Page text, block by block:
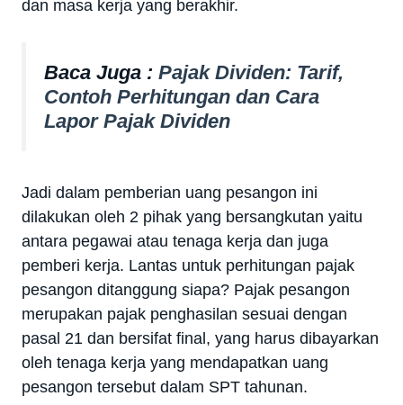
dan masa kerja yang berakhir.
Baca Juga : Pajak Dividen: Tarif,
Contoh Perhitungan dan Cara
Lapor Pajak Dividen
Jadi dalam pemberian uang pesangon ini
dilakukan oleh 2 pihak yang bersangkutan yaitu
antara pegawai atau tenaga kerja dan juga
pemberi kerja. Lantas untuk perhitungan pajak
pesangon ditanggung siapa? Pajak pesangon
merupakan pajak penghasilan sesuai dengan
pasal 21 dan bersifat final, yang harus dibayarkan
oleh tenaga kerja yang mendapatkan uang
pesangon tersebut dalam SPT tahunan.